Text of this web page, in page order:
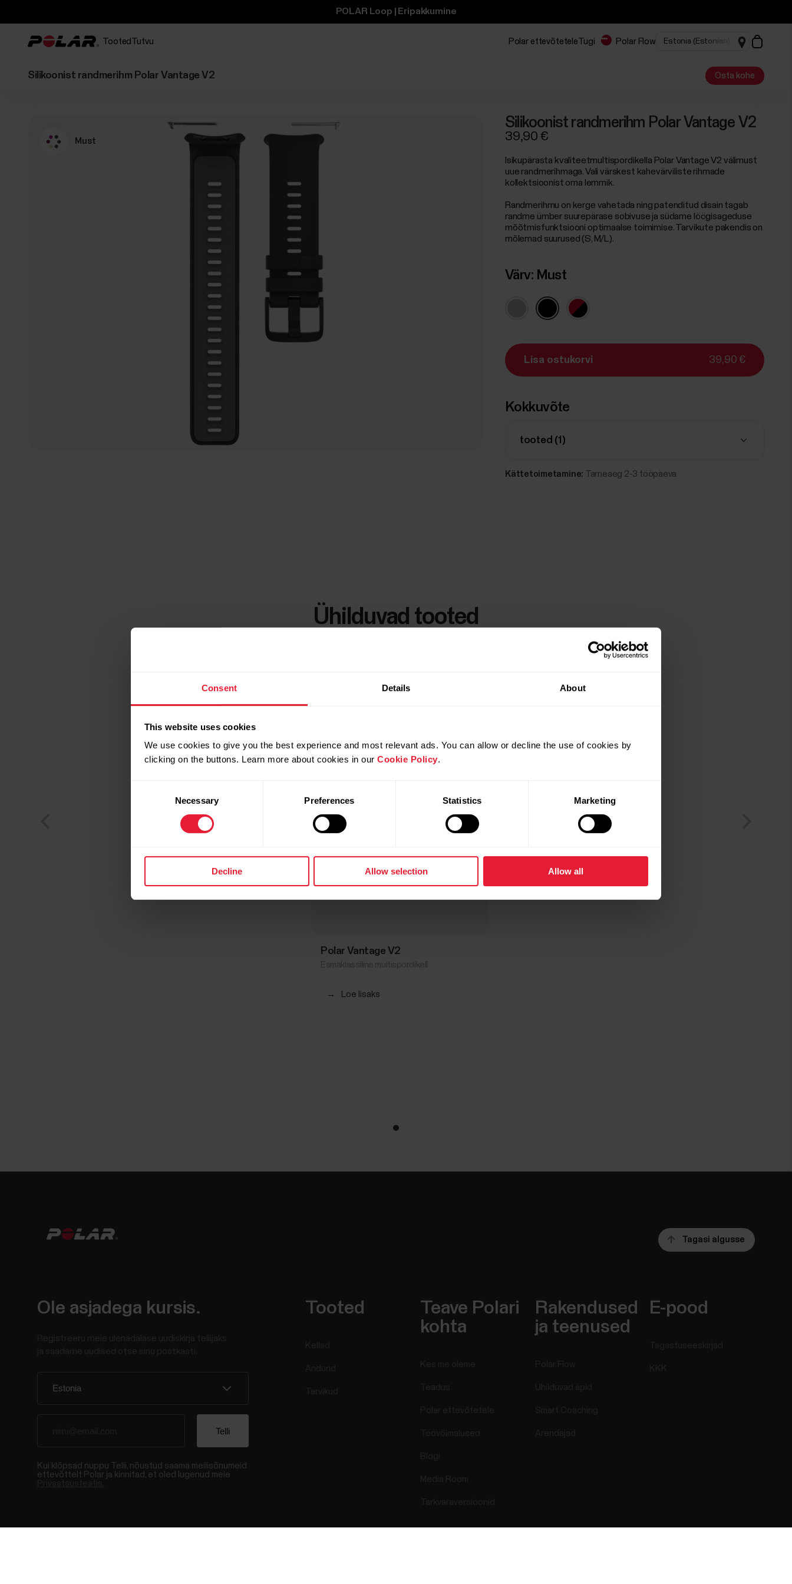
Consent Details About
This website uses cookies
We use cookies to give you the best experience and most relevant ads. You can allow or decline the use of cookies by
clicking on the buttons. Learn more about cookies in our Cookie Policy.
Necessary Preferences Statistics Marketing
Decline Allow selection Allow all
POLAR Loop | Eripakkumine
Tooted Tutvu Polar ettevõteteleTugi Polar Flow
Silikoonist randmerihm Polar Vantage V2 Osta kohe
Must
Silikoonist randmerihm Polar Vantage V2
39,90 €
Isikupärasta kvaliteetmultispordikella Polar Vantage V2 välimust
uue randmerihmaga. Vali värskest kahevärviliste rihmade
kollektsioonist oma lemmik.
Randmerihmu on kerge vahetada ning patenditud disain tagab
randme ümber suurepärase sobivuse ja südame löögisageduse
mõõtmisfunktsiooni optimaalse toimimise. Tarvikute pakendis on
mõlemad suurused (S, M/L).
Värv: Must
Lisa ostukorvi 39,90 €
Kokkuvõte
tooted (1 )
Kättetoimetamine: Tarneaeg 2-3 tööpäeva
Ühilduvad tooted
Polar Vantage V2
→ Loe lisaks
Tagasi algusse
Ole asjadega kursis.
Kui klõpsad nuppu Telli, nõustud saama meilisõnumeid
ettevõttelt Polar ja kinnitad, et oled lugenud meie
Tooted
Teave Polari
kohta
Rakendused
ja teenused
E-pood